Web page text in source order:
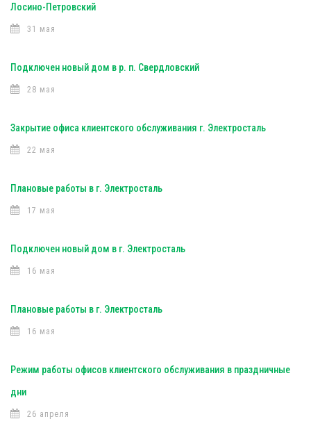
Лосино-Петровский
31 мая
Подключен новый дом в р. п. Свердловский
28 мая
Закрытие офиса клиентского обслуживания г. Электросталь
22 мая
Плановые работы в г. Электросталь
17 мая
Подключен новый дом в г. Электросталь
16 мая
Плановые работы в г. Электросталь
16 мая
Режим работы офисов клиентского обслуживания в праздничные
дни
26 апреля